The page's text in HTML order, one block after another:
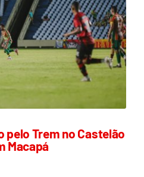
pelo Trem no Castelão
Macapá